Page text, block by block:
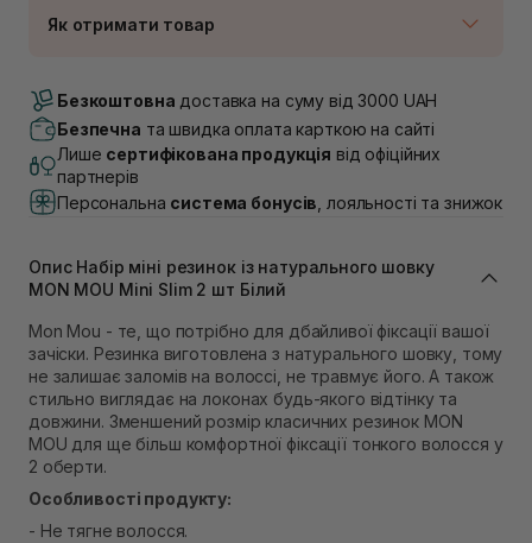
Як отримати товар
Немає в наявності!
В наявності
Самовивіз м. Львів, вул. Академіка Підстригача, 1В
(Duck’s Lake)
Немає в наявності!
В наявності
Самовивіз м. Львів, вул. Степана Бандери 45
Самовивіз м. Рівне, вул. 16-го Липня, 15
В наявності
Самовивіз м. Рівне, вул. Кулика і Гудачека 23 (ТЦ
Екватор)
Немає в наявності!
Безкоштовна доставка на суму від 3000 UAH
Безпечна та швидка оплата карткою на сайті
Лише сертифікована продукція від офіційних
партнерів
Персональна система бонусів , лояльності та знижок
Опис Набір міні резинок із натурального шовку
MON MOU Mini Slim 2 шт Білий
Mon Mou - те, що потрібно для дбайливої фіксації вашої
зачіски. Резинка виготовлена з натурального шовку, тому
не залишає заломів на волоссі, не травмує його. А також
стильно виглядає на локонах будь-якого відтінку та
довжини. Зменшений розмір класичних резинок MON
MOU для ще більш комфортної фіксації тонкого волосся у
2 оберти.
Особливості продукту:
- Не тягне волосся.